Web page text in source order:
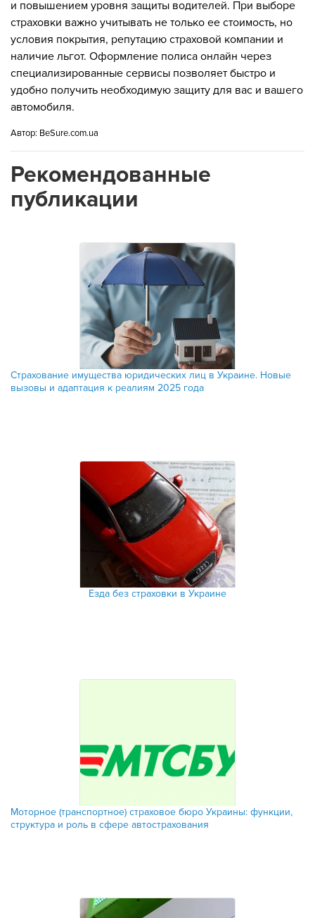
и повышением уровня защиты водителей. При выборе
страховки важно учитывать не только ее стоимость, но
условия покрытия, репутацию страховой компании и
наличие льгот. Оформление полиса онлайн через
специализированные сервисы позволяет быстро и
удобно получить необходимую защиту для вас и вашего
автомобиля.
Автор: BeSure.com.ua
Рекомендованные
публикации
Страхование имущества юридических лиц в Украине. Новые
вызовы и адаптация к реалиям 2025 года
Езда без страховки в Украине
​Моторное (транспортное) страховое бюро Украины: функции,
структура и роль в сфере автострахования